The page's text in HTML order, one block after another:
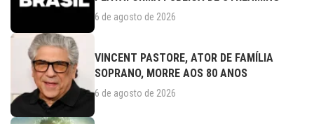
6 de agosto de 2026
VINCENT PASTORE, ATOR DE FAMÍLIA
SOPRANO, MORRE AOS 80 ANOS
6 de agosto de 2026